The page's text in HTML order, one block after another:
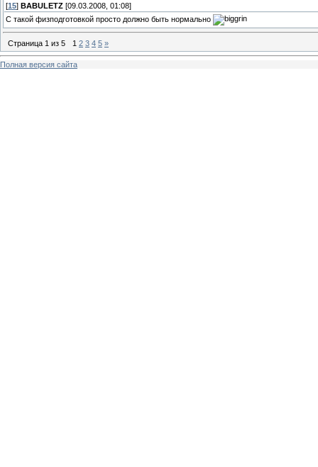
[15] BABULETZ [09.03.2008, 01:08]
С такой физподготовкой просто должно быть нормально
Страница 1 из 5 1 2 3 4 5 »
Полная версия сайта